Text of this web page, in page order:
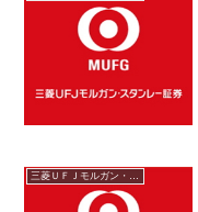
三菱ＵＦＪモルガン・スタンレー